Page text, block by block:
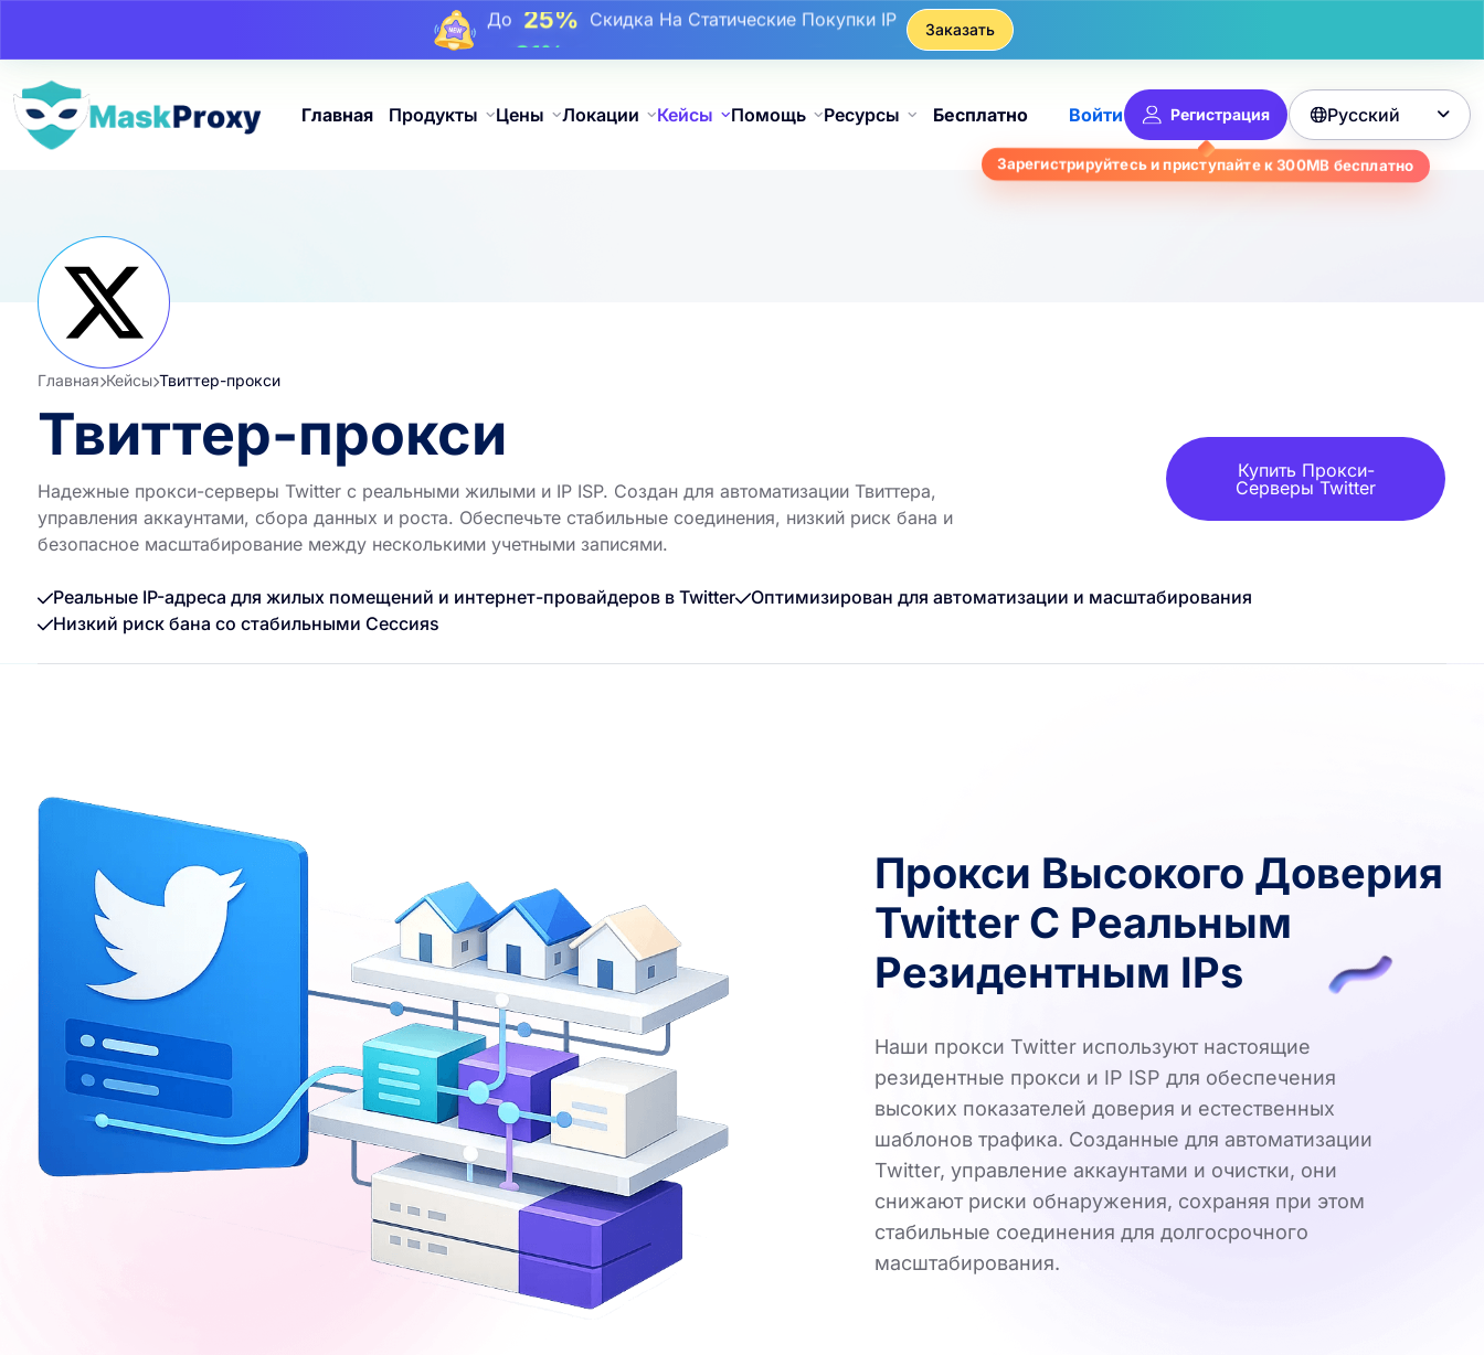
До17% Бонусная Скидка На Пополнения
До25%Скидка На Статические Покупки IP
Заказать
Главная Продукты Цены Локации Кейсы Помощь Ресурсы Бесплатно Войти Регистрация
Зарегистрируйтесь и приступайте к 300MB бесплатно
Русский 
Главная Кейсы Твиттер-прокси
Твиттер-прокси
Надежные прокси-серверы Twitter с реальными жилыми и IP ISP. Создан для автоматизации Твиттера,
управления аккаунтами, сбора данных и роста. Обеспечьте стабильные соединения, низкий риск бана и
безопасное масштабирование между несколькими учетными записями.
Купить Прокси-
Серверы Twitter
Реальные IP-адреса для жилых помещений и интернет-провайдеров в Twitter
Оптимизирован для автоматизации и масштабирования
Низкий риск бана со стабильными Сессияs
Прокси Высокого Доверия
Twitter С Реальным
Резидентным IPs
Наши прокси Twitter используют настоящие
резидентные прокси и IP ISP для обеспечения
высоких показателей доверия и естественных
шаблонов трафика. Созданные для автоматизации
Twitter, управление аккаунтами и очистки, они
снижают риски обнаружения, сохраняя при этом
стабильные соединения для долгосрочного
масштабирования.